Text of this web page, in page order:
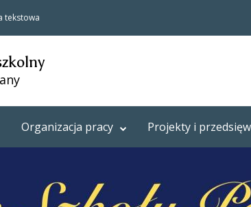
tekstowa
Organizacja pracy Projekty i